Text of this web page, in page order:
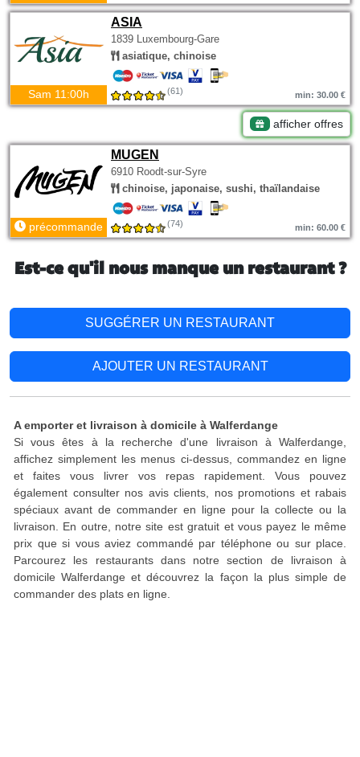
ASIA
1839 Luxembourg-Gare
asiatique, chinoise
Sam 11:00h (61) min: 30.00 €
afficher offres
MUGEN
6910 Roodt-sur-Syre
chinoise, japonaise, sushi, thaïlandaise
précommande (74) min: 60.00 €
Est-ce qu'il nous manque un restaurant ?
SUGGÉRER UN RESTAURANT
AJOUTER UN RESTAURANT
A emporter et livraison à domicile à Walferdange
Si vous êtes à la recherche d'une livraison à Walferdange,
affichez simplement les menus ci-dessus, commandez en ligne
et faites vous livrer vos repas rapidement. Vous pouvez
également consulter nos avis clients, nos promotions et rabais
spéciaux avant de commander en ligne pour la collecte ou la
livraison. En outre, notre site est gratuit et vous payez le même
prix que si vous aviez commandé par téléphone ou sur place.
Parcourez les restaurants dans notre section de livraison à
domicile Walferdange et découvrez la façon la plus simple de
commander des plats en ligne.